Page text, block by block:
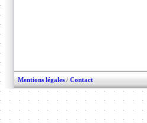
Mentions légales / Contact